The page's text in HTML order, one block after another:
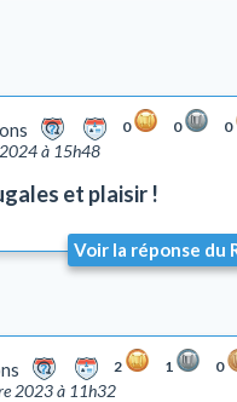
0 0 0
à 15h48
et plaisir !
Voir la réponse du
2 1 0
2023 à 11h32